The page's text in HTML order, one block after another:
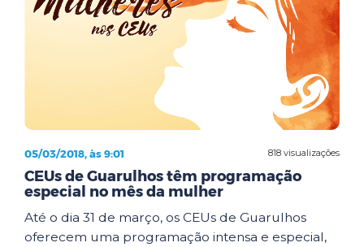
818 visualizações
05/03/2018, às 9:01
CEUs de Guarulhos têm programação
especial no mês da mulher
Até o dia 31 de março, os CEUs de Guarulhos
oferecem uma programação intensa e especial,